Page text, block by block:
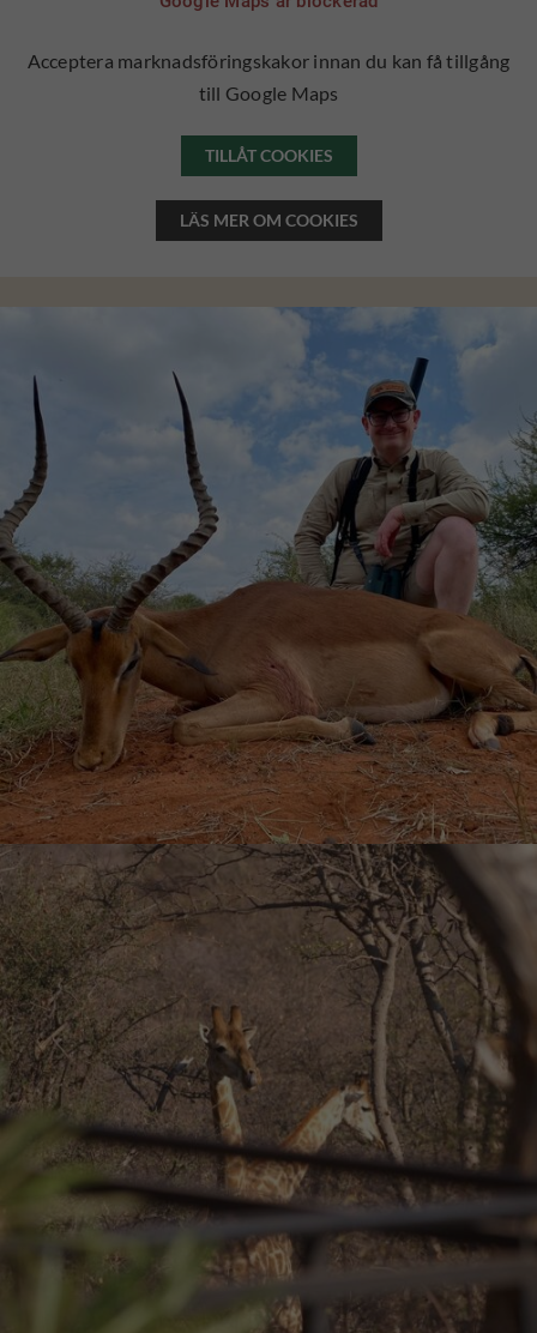
Acceptera marknadsföringskakor innan du kan få tillgång
till Google Maps
TILLÅT COOKIES
LÄS MER OM COOKIES